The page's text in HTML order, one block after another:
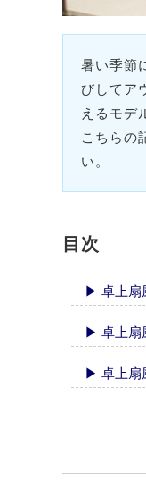
暑い季節
びしてア
えるモデ
こちらの
い。
目次
▶ 卓上扇
▶ 卓上扇
▶ 卓上扇